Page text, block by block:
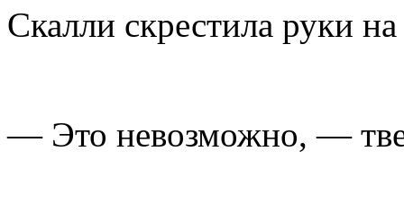
Скалли скрестила руки
— Это невозможно, —